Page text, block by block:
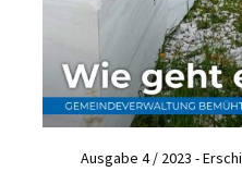
Ausgabe 4 / 2023 -